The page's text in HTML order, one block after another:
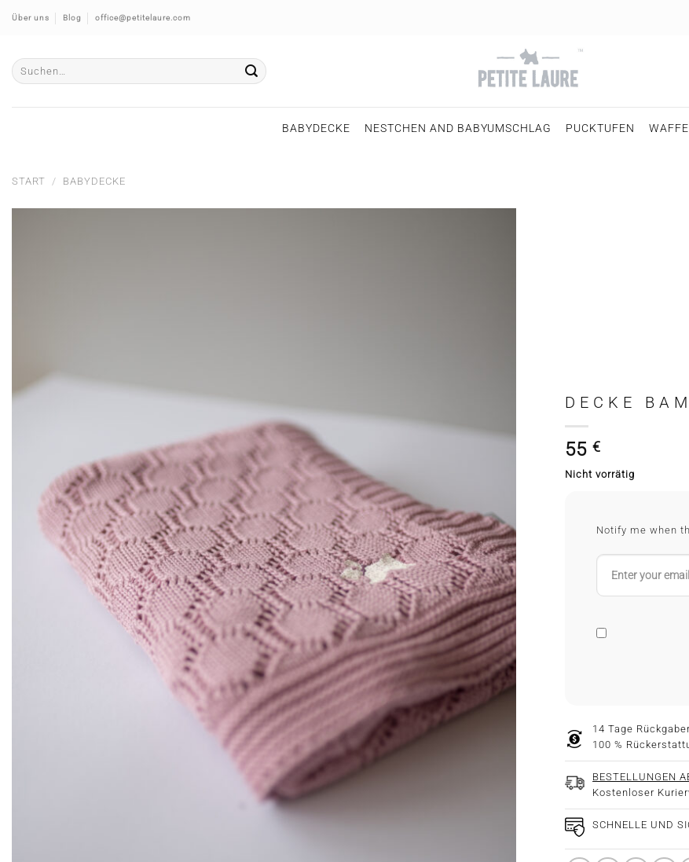
Über uns Blog office@petitelaure.com
Suche
nach:
BABYDECKE NESTCHEN AND BABYUMSCHLAG PUCKTUFEN
START / BABYDECKE
DECKE
55€
Nicht vorrätig
Notify me when
14 Tage
100 %
BESTELLUNGEN
Kostenloser
SCHNELLE UND